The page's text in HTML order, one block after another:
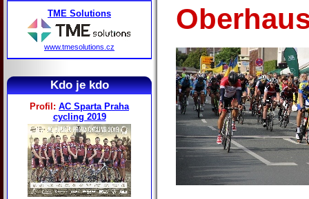
TME Solutions
www.tmesolutions.cz
Kdo je kdo
Profil: AC Sparta Praha
cycling 2019